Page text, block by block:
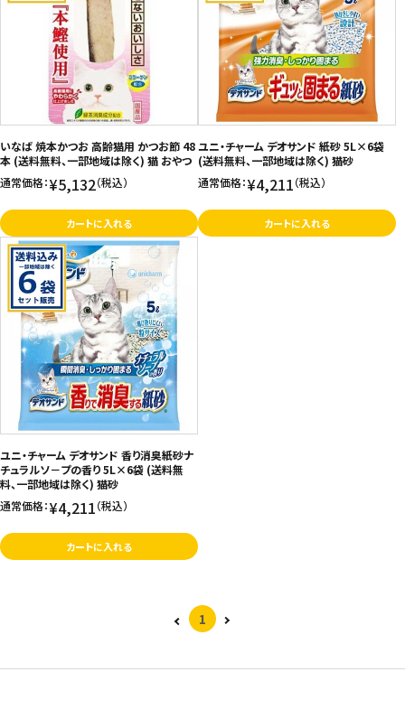
いなば 焼本かつお 高齢猫用 かつお節 48
本 (送料無料、一部地域は除く) 猫 おやつ
通常価格：¥5,132（税込）
カートに入れる
ユニ・チャーム デオサンド 紙砂 5L×6袋
(送料無料、一部地域は除く) 猫砂
通常価格：¥4,211（税込）
カートに入れる
ユニ・チャーム デオサンド 香り消臭紙砂ナ
チュラルソ－プの香り 5L×6袋 (送料無
料、一部地域は除く) 猫砂
通常価格：¥4,211（税込）
カートに入れる
1